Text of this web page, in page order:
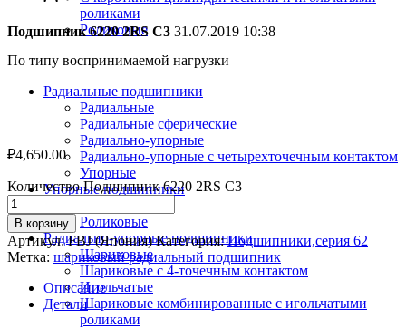
роликами
Роликовые
По типу воспринимаемой нагрузки
Радиальные подшипники
Радиальные
Радиальные сферические
Радиально-упорные
Радиально-упорные с четырехточечным контактом
Упорные
Упорные подшипники
Роликовые
Радиально-упорные подшипники
Шариковые
Шариковые с 4-точечным контактом
Игольчатые
Шариковые комбинированные с игольчатыми
роликами
Подшипник 6220 2RS C3 31.07.2019 10:38
₽4,650.00
Количество Подшипник 6220 2RS C3
В корзину
Артикул:FBJ (Япония) Категория:Подшипники,серия 62
Метка: шариковый радиальный подшипник
Описание
Детали